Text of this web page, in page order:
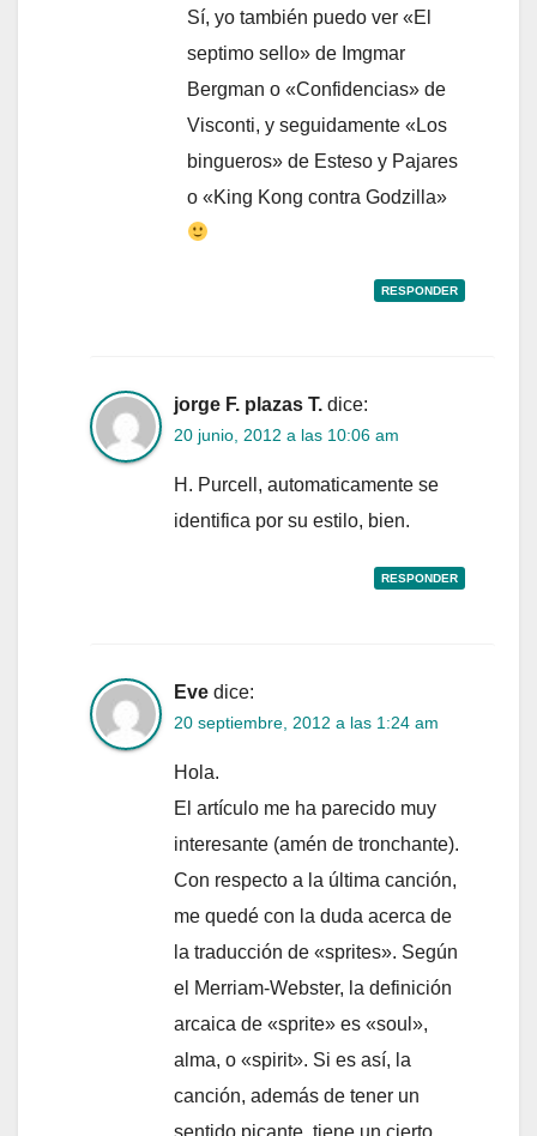
Sí, yo también puedo ver «El
septimo sello» de Imgmar
Bergman o «Confidencias» de
Visconti, y seguidamente «Los
bingueros» de Esteso y Pajares
o «King Kong contra Godzilla»
RESPONDER
jorge F. plazas T. dice:
20 junio, 2012 a las 10:06 am
H. Purcell, automaticamente se
identifica por su estilo, bien.
RESPONDER
Eve dice:
20 septiembre, 2012 a las 1:24 am
Hola.
El artículo me ha parecido muy
interesante (amén de tronchante).
Con respecto a la última canción,
me quedé con la duda acerca de
la traducción de «sprites». Según
el Merriam-Webster, la definición
arcaica de «sprite» es «soul»,
alma, o «spirit». Si es así, la
canción, además de tener un
sentido picante, tiene un cierto